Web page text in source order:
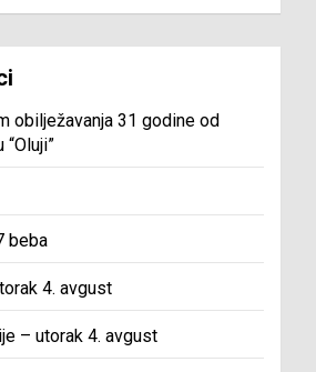
obilježavanja 31 godine od
beba
4. avgust
– utorak 4. avgust